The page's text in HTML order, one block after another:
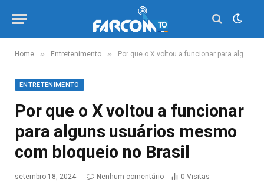
Home » Entretenimento » Por que o X voltou a funcionar para alguns usuários mesmo com bloqueio no Brasil
ENTRETENIMENTO
Por que o X voltou a funcionar
para alguns usuários mesmo
com bloqueio no Brasil
setembro 18, 2024 Nenhum comentário 0 Visitas